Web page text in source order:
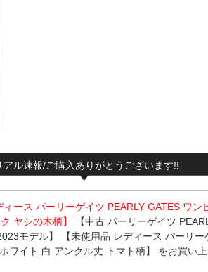
アル速報/ご購入ありがとうございます!!
ィース パーリーゲイツ PEARLY GATES ワン
ヤシの木柄】
【中古 パーリーゲイツ
モデル】 【未使用品 レディース パーリー
ワイト 白 アンクル丈 トマト柄】 をお買い